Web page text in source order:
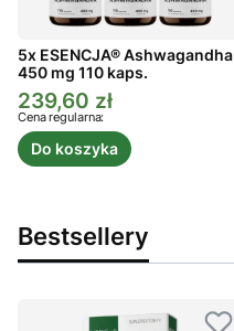
5x ESENCJA® Ashwagandha
450 mg 110 kaps.
Cena promocyjna
239,60 zł
Cena regularna:
Do koszyka
Bestsellery